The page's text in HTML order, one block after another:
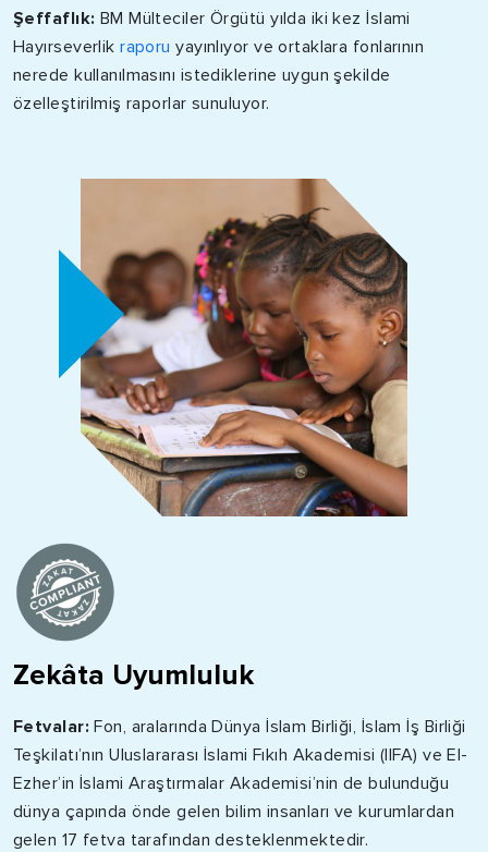
Şeffaflık: BM Mülteciler Örgütü yılda iki kez İslami
Hayırseverlikraporu yayınlıyor ve ortaklara fonlarının
nerede kullanılmasını istediklerine uygun şekilde
özelleştirilmiş raporlar sunuluyor.
Zekâta Uyumluluk
Fetvalar: Fon, aralarında Dünya İslam Birliği, İslam İş Birliği
Teşkilatı’nın Uluslararası İslami Fıkıh Akademisi (IIFA) ve El-
Ezher’in İslami Araştırmalar Akademisi’nin de bulunduğu
dünya çapında önde gelen bilim insanları ve kurumlardan
gelen 17 fetva tarafından desteklenmektedir.